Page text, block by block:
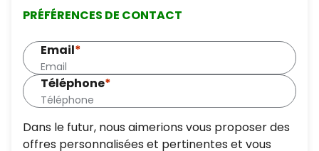
PRÉFÉRENCES DE CONTACT
Email*
Téléphone*
Dans le futur, nous aimerions vous proposer des
offres personnalisées et pertinentes et vous